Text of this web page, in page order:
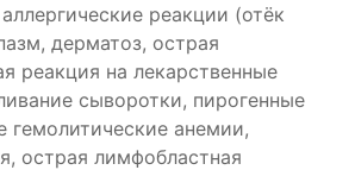
реакции (отёк
дерматоз, острая
реакция на лекарственные
сыворотки, пирогенные
гемолитические анемии,
острая лимфобластная